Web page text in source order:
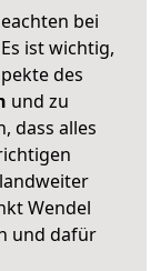
bei
ist wichtig,
des
und zu
dass alles
Wendel
und dafür